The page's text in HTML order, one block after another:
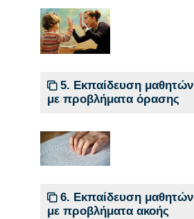
5. Εκπαίδευση μαθητών
με προβλήματα όρασης
6. Εκπαίδευση μαθητών
με προβλήματα ακοής